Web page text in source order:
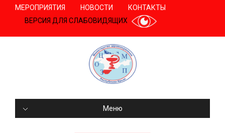
МЕРОПРИЯТИЯ НОВОСТИ
КОНТАКТЫ
ВЕРСИЯ ДЛЯ СЛАБОВИДЯЩИХ
Меню